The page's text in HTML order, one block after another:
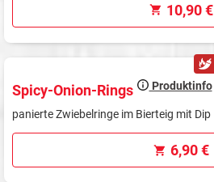
10,90 €
Spicy-Onion-Rings Produktinfo
panierte Zwiebelringe im Bierteig mit Dip
6,90 €